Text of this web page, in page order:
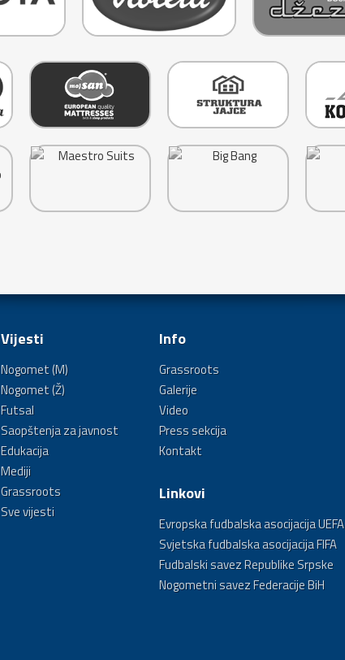
Vijesti
Nogomet (M)
Nogomet (Ž)
Futsal
Saopštenja za javnost
Edukacija
Mediji
Grassroots
Sve vijesti
Info
Grassroots
Galerije
Video
Press sekcija
Kontakt
Linkovi
Evropska fudbalska asocijacija UEFA
Svjetska fudbalska asocijacija FIFA
Fudbalski savez Republike Srpske
Nogometni savez Federacije BiH